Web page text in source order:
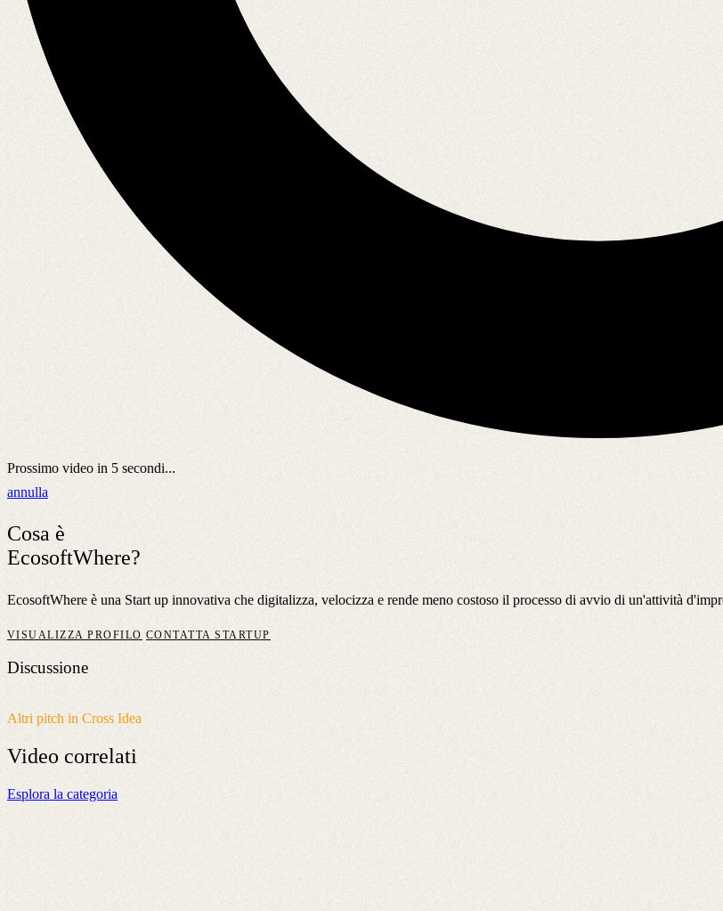
Prossimo video in 5 secondi...
annulla
Cosa è
EcosoftWhere?
EcosoftWhere è una Start up innovativa che digitalizza, velocizza e rende meno costoso il processo di avvio di un'attività
VISUALIZZA PROFILO CONTATTA STARTUP
Discussione
Altri pitch in Cross Idea
Video correlati
Esplora la categoria